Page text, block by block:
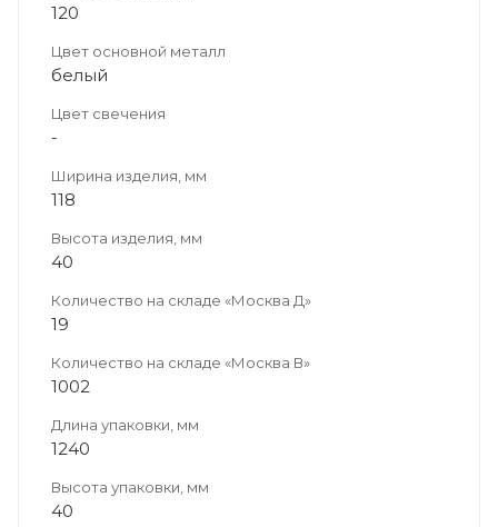
120
Цвет основной металл
белый
Цвет свечения
-
Ширина изделия, мм
118
Высота изделия, мм
40
Количество на складе «Москва Д»
19
Количество на складе «Москва В»
1002
Длина упаковки, мм
1240
Высота упаковки, мм
40